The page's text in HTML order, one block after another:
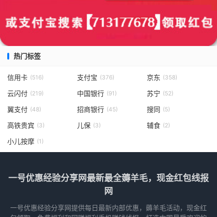
热门标签
信用卡 (516) 支付宝 (376) 京东 (358)
云闪付 (219) 中国银行 (91) 苏宁 (52)
翼支付 (48) 招商银行 (45) 搜同 (5)
高铁贵宾 (3) 儿保 (3) 辅食 (2)
小儿按摩 (1)
一号优惠经验分享网最新最全薅羊毛，现金红包线报
网
一号优惠经验分享网提供每日最新内部优惠，薅羊毛活动，现金红